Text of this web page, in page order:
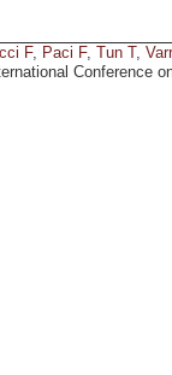
F, Paci F,Tun T,
Conference